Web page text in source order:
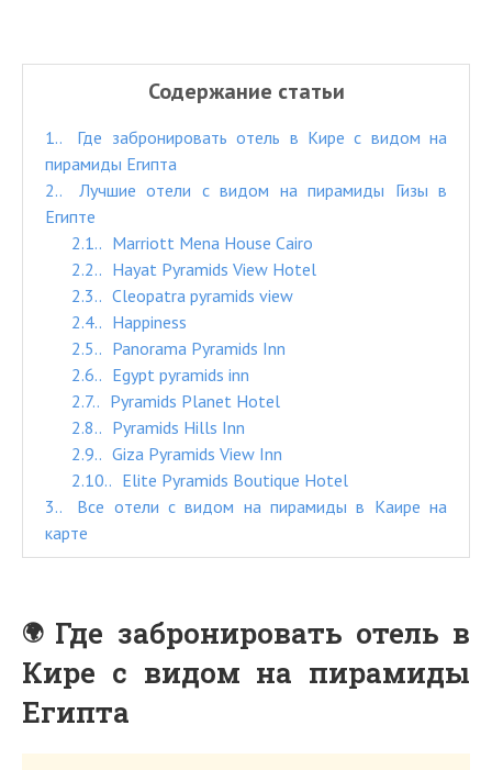
Содержание статьи
1.
Где забронировать отель в Кире с видом на
пирамиды Египта
2.
Лучшие отели с видом на пирамиды Гизы в
Египте
2.1.
Marriott Mena House Cairo
2.2.
Hayat Pyramids View Hotel
2.3.
Cleopatra pyramids view
2.4.
Happiness
2.5.
Panorama Pyramids Inn
2.6.
Egypt pyramids inn
2.7.
Pyramids Planet Hotel
2.8.
Pyramids Hills Inn
2.9.
Giza Pyramids View Inn
2.10.
Elite Pyramids Boutique Hotel
3.
Все отели с видом на пирамиды в Каире на
карте
Где забронировать отель в
Кире с видом на пирамиды
Египта